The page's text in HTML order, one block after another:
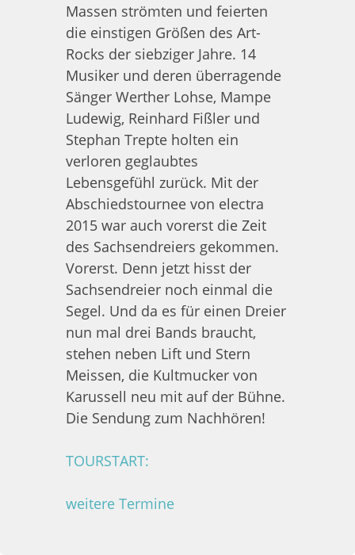
Massen strömten und feierten
die einstigen Größen des Art-
Rocks der siebziger Jahre. 14
Musiker und deren überragende
Sänger Werther Lohse, Mampe
Ludewig, Reinhard Fißler und
Stephan Trepte holten ein
verloren geglaubtes
Lebensgefühl zurück. Mit der
Abschiedstournee von electra
2015 war auch vorerst die Zeit
des Sachsendreiers gekommen.
Vorerst. Denn jetzt hisst der
Sachsendreier noch einmal die
Segel. Und da es für einen Dreier
nun mal drei Bands braucht,
stehen neben Lift und Stern
Meissen, die Kultmucker von
Karussell neu mit auf der Bühne.
Die Sendung zum Nachhören!
TOURSTART:
weitere Termine